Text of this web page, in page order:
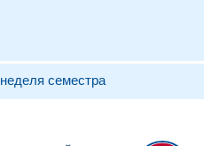
неделя семестра